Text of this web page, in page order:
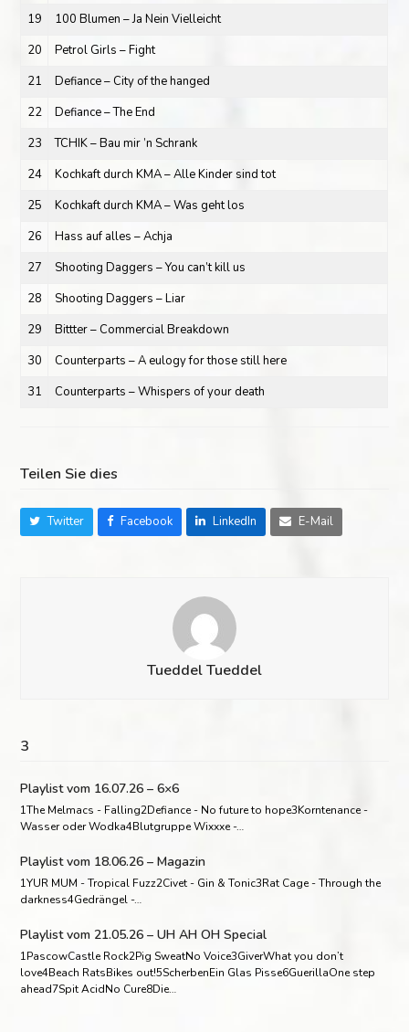
19
100 Blumen – Ja Nein Vielleicht
20
Petrol Girls – Fight
21
Defiance – City of the hanged
22
Defiance – The End
23
TCHIK – Bau mir ’n Schrank
24
Kochkaft durch KMA – Alle Kinder sind tot
25
Kochkaft durch KMA – Was geht los
26
Hass auf alles – Achja
27
Shooting Daggers – You can’t kill us
28
Shooting Daggers – Liar
29
Bittter – Commercial Breakdown
30
Counterparts – A eulogy for those still here
31
Counterparts – Whispers of your death
Teilen Sie dies
Twitter Facebook LinkedIn E-Mail
Tueddel Tueddel
3
Playlist vom 16.07.26 – 6×6
1The Melmacs - Falling2Defiance - No future to hope3Korntenance -
Wasser oder Wodka4Blutgruppe Wixxxe -…
Playlist vom 18.06.26 – Magazin
1YUR MUM - Tropical Fuzz2Civet - Gin & Tonic3Rat Cage - Through the
darkness4Gedrängel -…
Playlist vom 21.05.26 – UH AH OH Special
1PascowCastle Rock2Pig SweatNo Voice3GiverWhat you don’t
love4Beach RatsBikes out!5ScherbenEin Glas Pisse6GuerillaOne step
ahead7Spit AcidNo Cure8Die…